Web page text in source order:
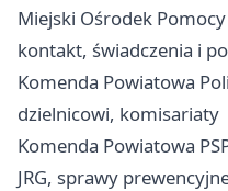
Miejski Ośrodek
kontakt, świadczenia i
Komenda Powiatowa
dzielnicowi, komisariaty
Komenda Powiatowa
JRG, sprawy